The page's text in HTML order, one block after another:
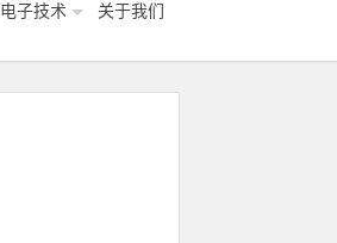
电子技术 关于我们